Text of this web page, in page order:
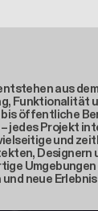
aus
Funktionalität
öffentliche
jedes Projekt
und
Designern
neue